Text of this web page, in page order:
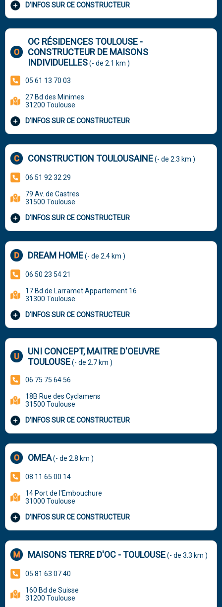
D'INFOS SUR CE CONSTRUCTEUR
OC RÉSIDENCES TOULOUSE -
CONSTRUCTEUR DE MAISONS
INDIVIDUELLES(- de 2.1 km )
05 61 13 70 03
27 Bd des Minimes
31200 Toulouse
D'INFOS SUR CE CONSTRUCTEUR
CONSTRUCTION TOULOUSAINE(- de 2.3 km )
06 51 92 32 29
79 Av. de Castres
31500 Toulouse
D'INFOS SUR CE CONSTRUCTEUR
DREAM HOME(- de 2.4 km )
06 50 23 54 21
17 Bd de Larramet Appartement 16
31300 Toulouse
D'INFOS SUR CE CONSTRUCTEUR
UNI CONCEPT, MAITRE D'OEUVRE
TOULOUSE(- de 2.7 km )
06 75 75 64 56
18B Rue des Cyclamens
31500 Toulouse
D'INFOS SUR CE CONSTRUCTEUR
OMEA(- de 2.8 km )
08 11 65 00 14
14 Port de l'Embouchure
31000 Toulouse
D'INFOS SUR CE CONSTRUCTEUR
MAISONS TERRE D'OC - TOULOUSE(- de 3.3 km )
05 81 63 07 40
160 Bd de Suisse
31200 Toulouse